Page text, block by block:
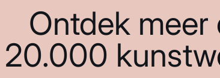
Ontdek meer
20.000